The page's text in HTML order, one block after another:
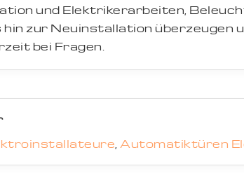
und Elektrikerarbeiten,
hin zur Neuinstallation überzeugen
bei Fragen.
, Automatiktüren